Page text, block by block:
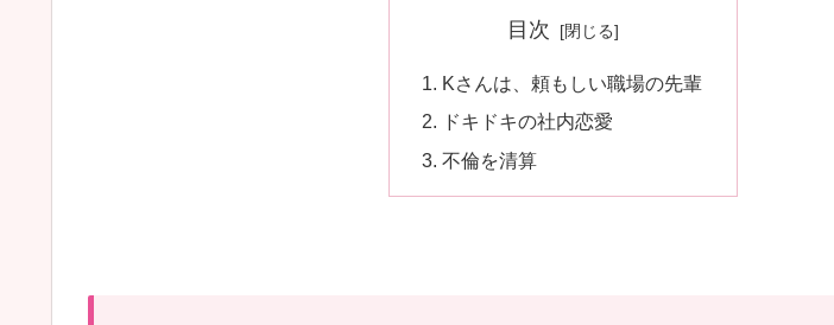
目次
Kさんは、頼もしい職場の先輩
ドキドキの社内恋愛
不倫を清算